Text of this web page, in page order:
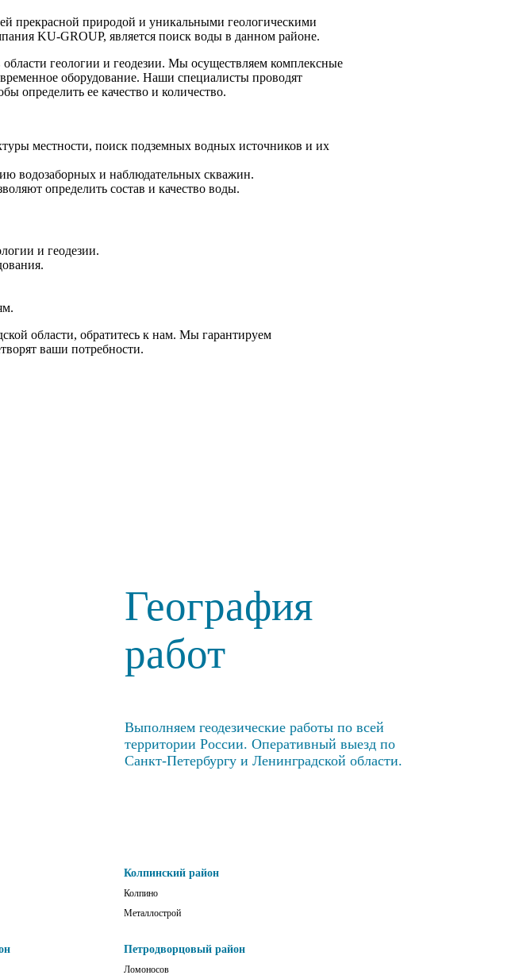
прекрасной природой и уникальными геологическими
KU-GROUP, является поиск воды в данном районе.
геологии и геодезии. Мы осуществляем комплексные
оборудование. Наши специалисты проводят
определить ее качество и количество.
местности, поиск подземных водных источников и их
водозаборных и наблюдательных скважин.
определить состав и качество воды.
и геодезии.
области, обратитесь к нам. Мы гарантируем
ваши потребности.
География
работ
Выполняем геодезические работы по всей
территории России. Оперативный выезд по
Санкт-Петербургу и Ленинградской области.
Колпинский район
Колпино
Металлострой
Петродворцовый район
Ломоносов